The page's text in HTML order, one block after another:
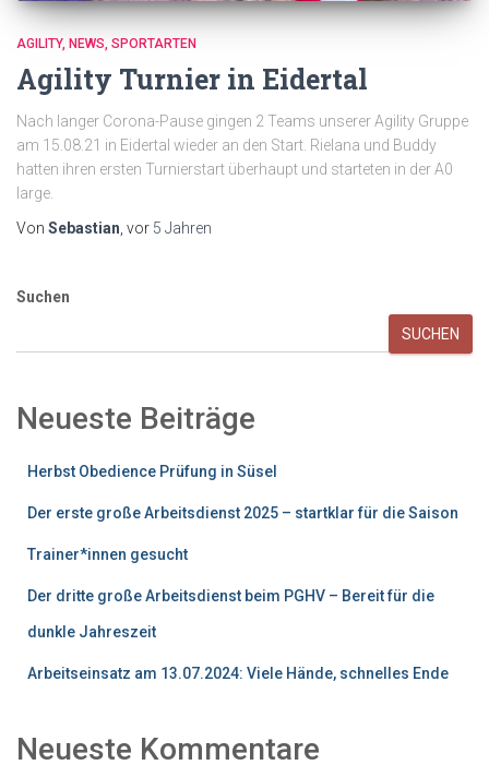
AGILITY NEWS SPORTARTEN
Agility Turnier in Eidertal
Nach langer Corona-Pause gingen 2 Teams unserer Agility Gruppe
am 15.08.21 in Eidertal wieder an den Start. Rielana und Buddy
hatten ihren ersten Turnierstart überhaupt und starteten in der A0
large.
Von Sebastian, vor 5 Jahren
Suchen
SUCHEN
Neueste Beiträge
Herbst Obedience Prüfung in Süsel
Der erste große Arbeitsdienst 2025 – startklar für die Saison
Trainer*innen gesucht
Der dritte große Arbeitsdienst beim PGHV – Bereit für die
dunkle Jahreszeit
Arbeitseinsatz am 13.07.2024: Viele Hände, schnelles Ende
Neueste Kommentare